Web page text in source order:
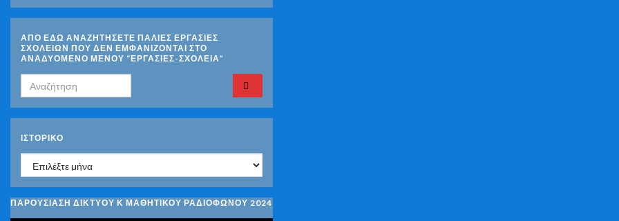
ΑΠΟ ΕΔΩ ΑΝΑΖΗΤΗΣΕΤΕ ΠΑΛΙΕΣ ΕΡΓΑΣΙΕΣ
ΣΧΟΛΕΙΩΝ ΠΟΥ ΔΕΝ ΕΜΦΑΝΙΖΟΝΤΑΙ ΣΤΟ
ΑΝΑΔΥΟΜΕΝΟ ΜΕΝΟΥ “ΕΡΓΑΣΙΕΣ-ΣΧΟΛΕΙΑ”
Search for:
ΙΣΤΟΡΙΚΌ
Ιστορικό
ΠΑΡΟΥΣΙΑΣΗ ΔΙΚΤΥΟΥ Κ ΜΑΘΗΤΙΚΟΥ ΡΑΔΙΟΦΩΝΟΥ 2024